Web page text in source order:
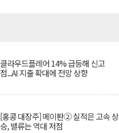
클라우드플레어 14% 급등해 신고
점...AI 지출 확대에 전망 상향
[홍콩 대장주] 메이퇀② 실적은 고속 상
승, 밸류는 역대 저점